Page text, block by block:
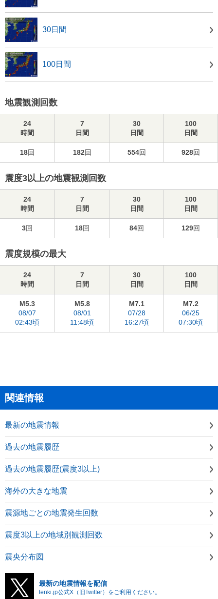
30日間
100日間
地震観測回数
24
時間
7
日間
30
日間
100
日間
18回 182回 554回 928回
震度3以上の地震観測回数
24
時間
7
日間
30
日間
100
日間
3回 18回 84回 129回
震度規模の最大
24
時間
7
日間
30
日間
100
日間
M5.3
08/07
02:43頃
M5.8
08/01
11:48頃
M7.1
07/28
16:27頃
M7.2
06/25
07:30頃
関連情報
最新の地震情報
過去の地震履歴
過去の地震履歴(震度3以上)
海外の大きな地震
震源地ごとの地震発生回数
震度3以上の地域別観測回数
震央分布図
最新の地震情報を配信
tenki.jp公式X（旧Twitter）をご利用ください。